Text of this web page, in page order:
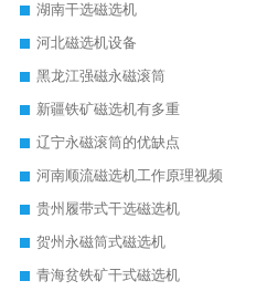
湖南干选磁选机
河北磁选机设备
黑龙江强磁永磁滚筒
新疆铁矿磁选机有多重
辽宁永磁滚筒的优缺点
河南顺流磁选机工作原理视频
贵州履带式干选磁选机
贺州永磁筒式磁选机
青海贫铁矿干式磁选机